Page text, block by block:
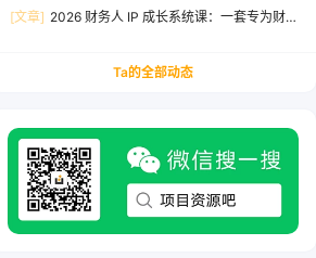
[文章] 2026 财务人 IP 成长系统课：一套专为财
Ta的全部动态